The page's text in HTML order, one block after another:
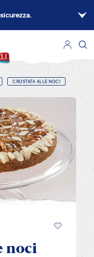
CROSTATA ALLE NOCI
noci